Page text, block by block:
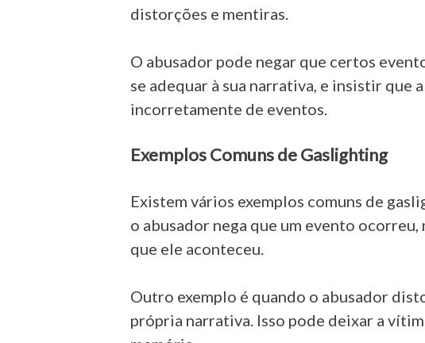
distorções e mentiras.
O abusador pode negar que certos
se adequar à sua narrativa, e insistir que
incorretamente de eventos.
Exemplos Comuns de Gaslighting
Existem vários exemplos comuns de
o abusador nega que um evento
que ele aconteceu.
Outro exemplo é quando o abusador
própria narrativa. Isso pode deixar a